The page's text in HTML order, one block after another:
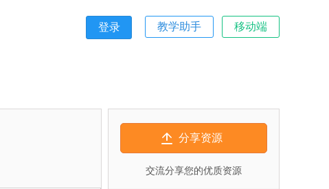
登录 教学助手 移动端
分享资源
交流分享您的优质资源